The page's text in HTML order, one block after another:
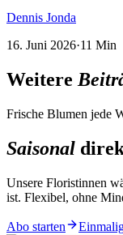
Dennis Jonda
16. Juni 2026·11 Min
Weitere
Frische Blumen jede
Saisonal
Unsere Floristinnen
ist. Flexibel, ohne
Abo starten